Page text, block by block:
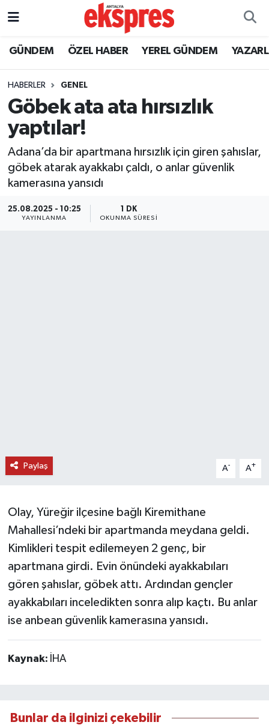
GÜNDEM ÖZEL HABER YEREL GÜNDEM
HABERLER GENEL
Göbek ata ata hırsızlık
yaptılar!
Adana’da bir apartmana hırsızlık için giren şahıslar,
göbek atarak ayakkabı çaldı, o anlar güvenlik
kamerasına yansıdı
25.08.2025 - 10:25
YAYINLANMA
1 DK
OKUNMA SÜRESI
Paylaş A- A+
Olay, Yüreğir ilçesine bağlı Kiremithane
Mahallesi’ndeki bir apartmanda meydana geldi.
Kimlikleri tespit edilemeyen 2 genç, bir
apartmana girdi. Evin önündeki ayakkabıları
gören şahıslar, göbek attı. Ardından gençler
ayakkabıları inceledikten sonra alıp kaçtı. Bu anlar
ise anbean güvenlik kamerasına yansıdı.
Kaynak: İHA
Bunlar da ilginizi çekebilir
ÖZEL HABER
YEREL GÜNDEM
EKONOMİ
KÜLTÜR - SANAT
RESMİ İLAN
Nöbetçi Eczaneler
Trafik Durumu
Süper Lig Puan Durumu ve Fikstür
Tüm Manşetler